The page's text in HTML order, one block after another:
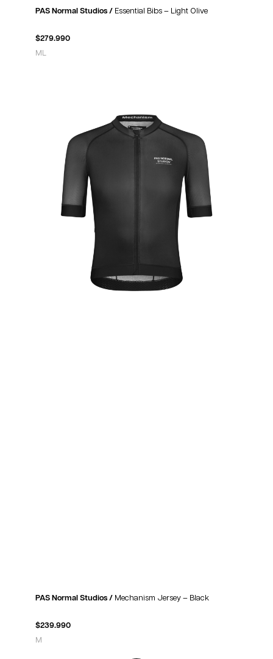
PAS Normal Studios / Essential Bibs – Light Olive
$279.990
M L
PAS Normal Studios / Mechanism Jersey – Black
$239.990
M